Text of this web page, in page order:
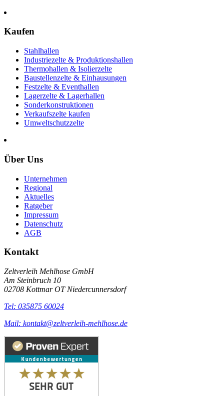
Kaufen
Stahlhallen
Industriezelte & Produktionshallen
Thermohallen & Isolierzelte
Baustellenzelte & Einhausungen
Festzelte & Eventhallen
Lagerzelte & Lagerhallen
Sonderkonstruktionen
Verkaufszelte kaufen
Umweltschutzzelte
Über Uns
Unternehmen
Regional
Aktuelles
Ratgeber
Impressum
Datenschutz
AGB
Kontakt
Zeltverleih Mehlhose GmbH
Am Steinbruch 10
02708 Kottmar OT Niedercunnersdorf
Tel: 035875 60024
Mail: kontakt@zeltverleih-mehlhose.de